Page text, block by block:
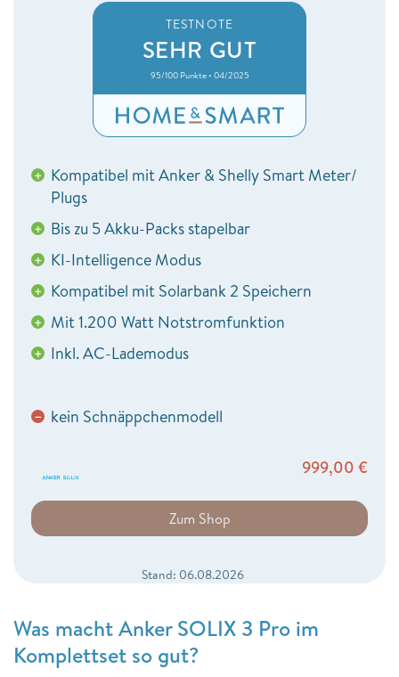
TESTNOTE
SEHR GUT
95/100 Punkte • 04/2025
+ Kompatibel mit Anker & Shelly Smart Meter/
Plugs
+ Bis zu 5 Akku-Packs stapelbar
+ KI-Intelligence Modus
+ Kompatibel mit Solarbank 2 Speichern
+ Mit 1.200 Watt Notstromfunktion
+ Inkl. AC-Lademodus
− kein Schnäppchenmodell
999,00 €
Zum Shop
Stand: 06.08.2026
Was macht Anker SOLIX 3 Pro im
Komplettset so gut?